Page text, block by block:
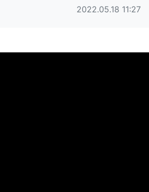
작성일
2022.05.18 11:27